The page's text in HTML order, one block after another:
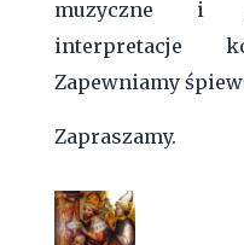
muzyczne i
interpretacje
Zapewniamy
Zapraszamy.